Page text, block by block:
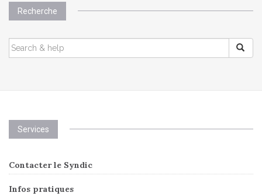
Recherche
SEARCH
FOR:
Services
Contacter le Syndic
Infos pratiques